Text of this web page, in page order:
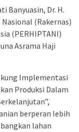
Banyuasin, Dr. H.
(Rakernas)
(PERHIPTANI)
Asrama Haji
Implementasi
Produksi Dalam
berperan lebih
lahan